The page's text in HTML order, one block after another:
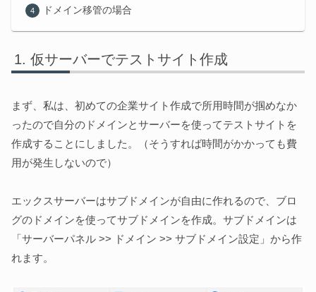
ドメイン移管の場合
仮サーバーでテストサイト作成
まず、私は、初めての企業サイト作成で所用時間が掴めなか
ったので自分のドメインとサーバーを使ってテストサイトを
作成することにしました。（そうすれば時間がかかっても費
用が発生しないので）
エックスサーバーはサブドメインが自由に作れるので、ブロ
グのドメインを使ってサブドメインを作成。サブドメインは
「サーバーパネル >> ドメイン >> サブドメイン設定」から作
れます。